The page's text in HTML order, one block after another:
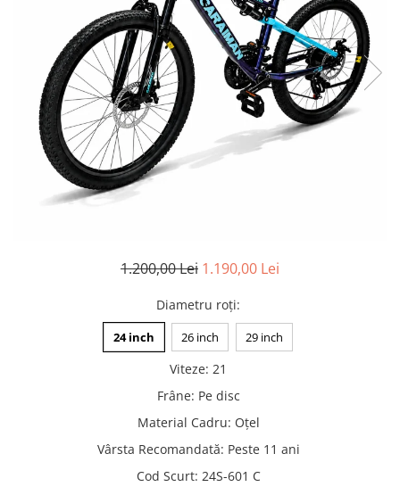
Pilote cu blăniță
1.200,00 Lei 1.190,00 Lei
Diametru roți:
24 inch 26 inch 29 inch
Viteze: 21
Frâne: Pe disc
Material Cadru: Oțel
Vârsta Recomandată: Peste 11 ani
Cod Scurt: 24S-601 C